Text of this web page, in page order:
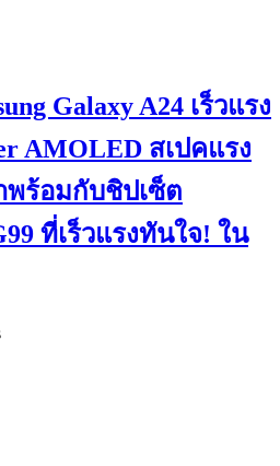
Galaxy A24 เร็วแรง
AMOLED สเปคแรง
พร้อมกับชิปเซ็ต
ที่เร็วแรงทันใจ! ใน